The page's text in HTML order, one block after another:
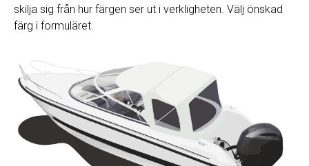
skilja sig från hur färgen ser ut i verkligheten. Välj önskad
färg i formuläret.